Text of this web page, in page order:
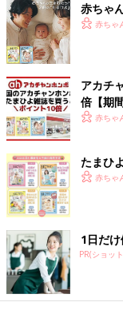
赤ちゃ
赤ちゃ
アカチ
倍【期
赤ちゃ
たまひ
赤ちゃ
1日だ
PR(ショッ